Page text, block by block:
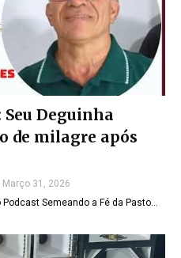
Seu Deguinha
de milagre após
Março 31, 2026
Podcast Semeando a Fé da Pasto…